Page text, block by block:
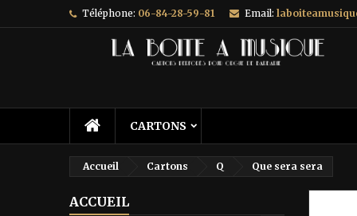
Téléphone: 06-84-28-59-81 Email:
CARTONS
Accueil Cartons Q Que sera sera
ACCUEIL